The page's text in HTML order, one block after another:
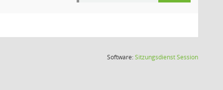
Software:SitzungsdienstSession(Wird in